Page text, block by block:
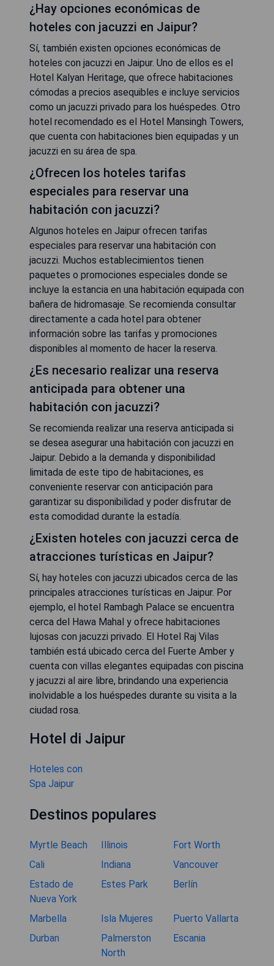
¿Hay opciones económicas de
hoteles con jacuzzi en Jaipur?
Sí, también existen opciones económicas de
hoteles con jacuzzi en Jaipur. Uno de ellos es el
Hotel Kalyan Heritage, que ofrece habitaciones
cómodas a precios asequibles e incluye servicios
como un jacuzzi privado para los huéspedes. Otro
hotel recomendado es el Hotel Mansingh Towers,
que cuenta con habitaciones bien equipadas y un
jacuzzi en su área de spa.
¿Ofrecen los hoteles tarifas
especiales para reservar una
habitación con jacuzzi?
Algunos hoteles en Jaipur ofrecen tarifas
especiales para reservar una habitación con
jacuzzi. Muchos establecimientos tienen
paquetes o promociones especiales donde se
incluye la estancia en una habitación equipada con
bañera de hidromasaje. Se recomienda consultar
directamente a cada hotel para obtener
información sobre las tarifas y promociones
disponibles al momento de hacer la reserva.
¿Es necesario realizar una reserva
anticipada para obtener una
habitación con jacuzzi?
Se recomienda realizar una reserva anticipada si
se desea asegurar una habitación con jacuzzi en
Jaipur. Debido a la demanda y disponibilidad
limitada de este tipo de habitaciones, es
conveniente reservar con anticipación para
garantizar su disponibilidad y poder disfrutar de
esta comodidad durante la estadía.
¿Existen hoteles con jacuzzi cerca de
atracciones turísticas en Jaipur?
Sí, hay hoteles con jacuzzi ubicados cerca de las
principales atracciones turísticas en Jaipur. Por
ejemplo, el hotel Rambagh Palace se encuentra
cerca del Hawa Mahal y ofrece habitaciones
lujosas con jacuzzi privado. El Hotel Raj Vilas
también está ubicado cerca del Fuerte Amber y
cuenta con villas elegantes equipadas con piscina
y jacuzzi al aire libre, brindando una experiencia
inolvidable a los huéspedes durante su visita a la
ciudad rosa.
Hotel di Jaipur
Hoteles con
Spa Jaipur
Destinos populares
Myrtle Beach Illinois
Fort Worth
Cali
Indiana
Vancouver
Estado de
Nueva York
Estes Park Berlín
Marbella Isla Mujeres
Puerto Vallarta
Durban
Palmerston
North
Escania